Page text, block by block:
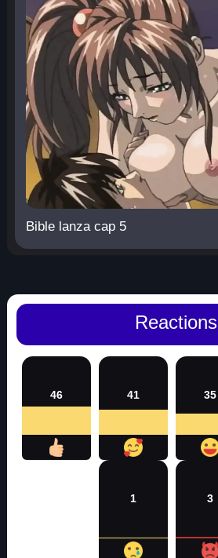
Bible lanza cap 5
Reactions
46 41 35
1 3